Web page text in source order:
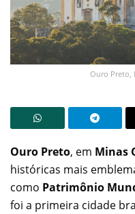
Ouro Preto,
Ouro Preto, em Minas
históricas mais
como Patrimônio
foi a primeira cidade